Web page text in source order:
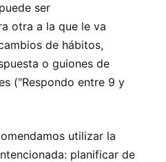
ser
otra a la que le va
de hábitos,
o guiones de
("Respondo entre 9 y
utilizar la
planificar de